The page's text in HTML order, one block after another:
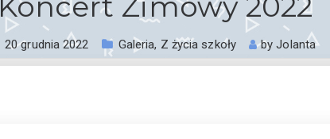
20 grudnia 2022 Galeria, Z życia szkoły byJolanta